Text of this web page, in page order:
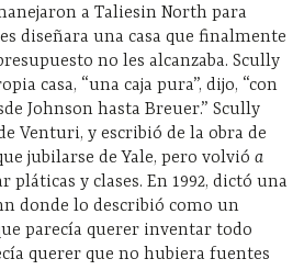
a Taliesin North para
diseñara una casa que finalmente
no les alcanzaba. Scully
casa, “una caja pura”, dijo, “con
Johnson hasta Breuer.” Scully
Venturi, y escribió de la obra de
jubilarse de Yale, pero volvió a
pláticas y clases. En 1992, dictó una
donde lo describió como un
parecía querer inventar todo
querer que no hubiera fuentes